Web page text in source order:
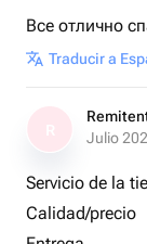
Все отлично
Traducir a
Julio
Servicio de la
Calidad/precio